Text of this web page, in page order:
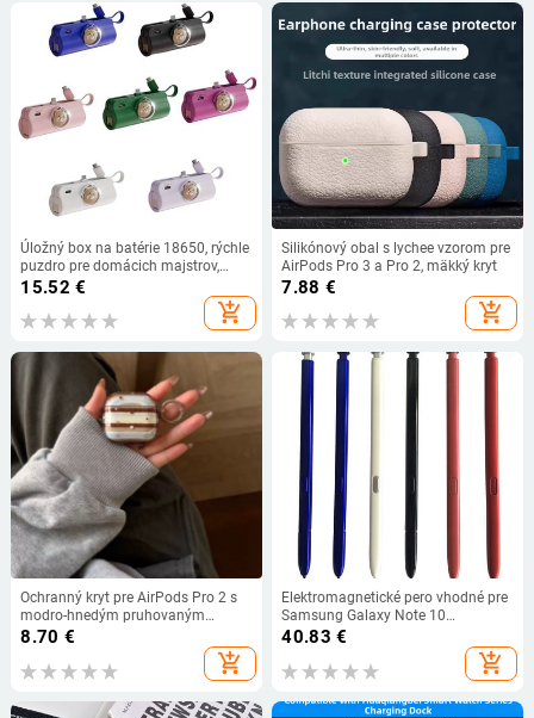
Úložný box na batérie 18650, rýchle
puzdro pre domácich majstrov,
držiak batérií 18650 21700 pre
15.52 €
add_shopping_cart
Silikónový obal s lychee vzorom pre
AirPods Pro 3 a Pro 2, mäkký kryt
7.88 €
add_shopping_cart
Ochranný kryt pre AirPods Pro 2 s
modro-hnedým pruhovaným
vzorom hviezdičiek, mäkké TPU
8.70 €
add_shopping_cart
Elektromagnetické pero vhodné pre
Samsung Galaxy Note 10
N970/Note 10 Plus N975 Prenosné
kapacitné pero Ľahké stylusové
pero
40.83 €
add_shopping_cart